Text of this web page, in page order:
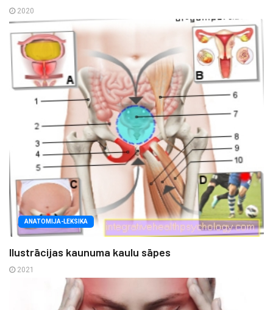
2020
ANATOMIJA-LEKSIKA
Ilustrācijas kaunuma kaulu sāpes
2021